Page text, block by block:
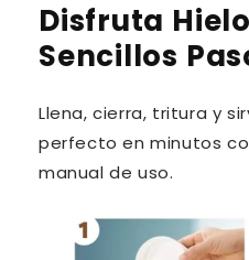
Disfruta
Sencillos
Llena, cierra, tritura y
perfecto en minutos
manual de uso.